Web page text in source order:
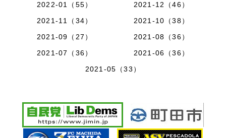
2022-01（55）
2021-12（46）
2021-11（34）
2021-10（38）
2021-09（27）
2021-08（36）
2021-07（36）
2021-06（36）
2021-05（33）